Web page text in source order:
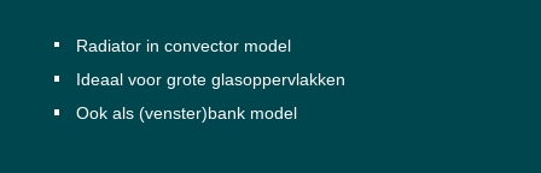
Radiator in convector model
Ideaal voor grote glasoppervlakken
Ook als (venster)bank model